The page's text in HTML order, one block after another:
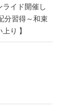
イド開催し
分習得～和束
り 】